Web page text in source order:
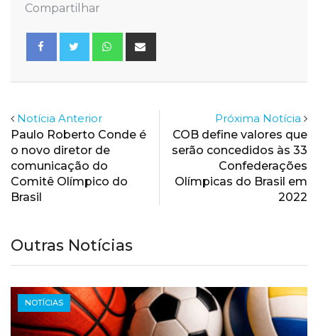
Compartilhar
Whatsapp
Notícia Anterior
Paulo Roberto Conde é
o novo diretor de
comunicação do
Comitê Olímpico do
Brasil
Próxima Notícia
COB define valores que
serão concedidos às 33
Confederações
Olímpicas do Brasil em
2022
Outras Notícias
NOTÍCIAS